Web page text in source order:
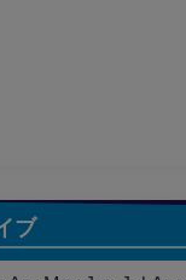
ブ